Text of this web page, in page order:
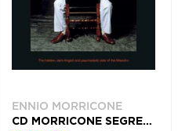
ENNIO MORRICONE
CD MORRICONE SEGRETO